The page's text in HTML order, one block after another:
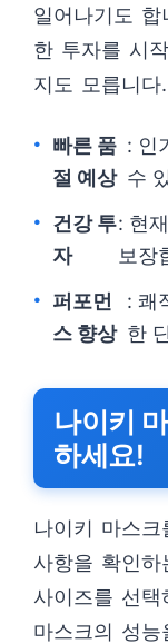
일어나기도
한 투자를 시
지도 모릅니다.
빠른 품
절 예상
: 인
수
건강 투
자
: 현
보장
퍼포먼
스 향상
: 쾌
한
나이키
하세요!
나이키 마스
사항을 확인
사이즈를 선
마스크의 성